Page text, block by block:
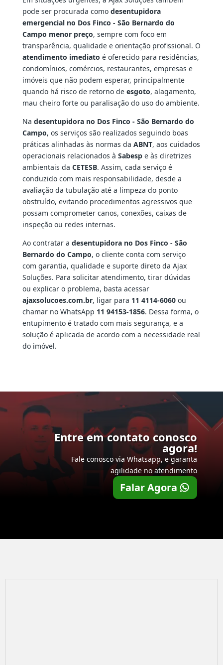
pode ser procurada como desentupidora
emergencial no Dos Finco - São Bernardo do
Campo menor preço, sempre com foco em
transparência, qualidade e orientação profissional. O
atendimento imediato é oferecido para residências,
condomínios, comércios, restaurantes, empresas e
imóveis que não podem esperar, principalmente
quando há risco de retorno de esgoto, alagamento,
mau cheiro forte ou paralisação do uso do ambiente.
Na desentupidora no Dos Finco - São Bernardo do
Campo, os serviços são realizados seguindo boas
práticas alinhadas às normas da ABNT, aos cuidados
operacionais relacionados à Sabespe às diretrizes
ambientais da CETESB. Assim, cada serviço é
conduzido com mais responsabilidade, desde a
avaliação da tubulação até a limpeza do ponto
obstruído, evitando procedimentos agressivos que
possam comprometer canos, conexões, caixas de
inspeção ou redes internas.
Ao contratar a desentupidora no Dos Finco - São
Bernardo do Campo, o cliente conta com serviço
com garantia, qualidade e suporte direto da Ajax
Soluções. Para solicitar atendimento, tirar dúvidas
ou explicar o problema, basta acessar
ajaxsolucoes.com.br, ligar para 11 4114-6060ou
chamar no WhatsApp 11 94153-1856. Dessa forma, o
entupimento é tratado com mais segurança, e a
solução é aplicada de acordo com a necessidade real
do imóvel.
Entre em contato conosco
agora!
Fale conosco via Whatsapp, e garanta
agilidade no atendimento
Falar Agora